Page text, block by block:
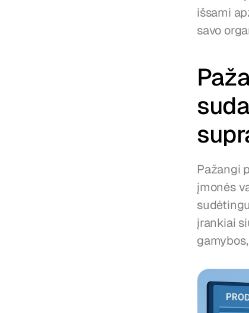
išsami
savo
Pažangi
įmonės
įrankiai